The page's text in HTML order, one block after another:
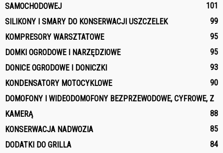
SAMOCHODOWEJ
101
SILIKONY I SMARY DO KONSERWACJI USZCZELEK
99
KOMPRESORY WARSZTATOWE
95
DOMKI OGRODOWE I NARZĘDZIOWE
95
DONICE OGRODOWE I DONICZKI
93
KONDENSATORY MOTOCYKLOWE
90
DOMOFONY I WIDEODOMOFONY BEZPRZEWODOWE, CYFROWE, Z
KAMERĄ
88
KONSERWACJA NADWOZIA
85
DODATKI DO GRILLA
84